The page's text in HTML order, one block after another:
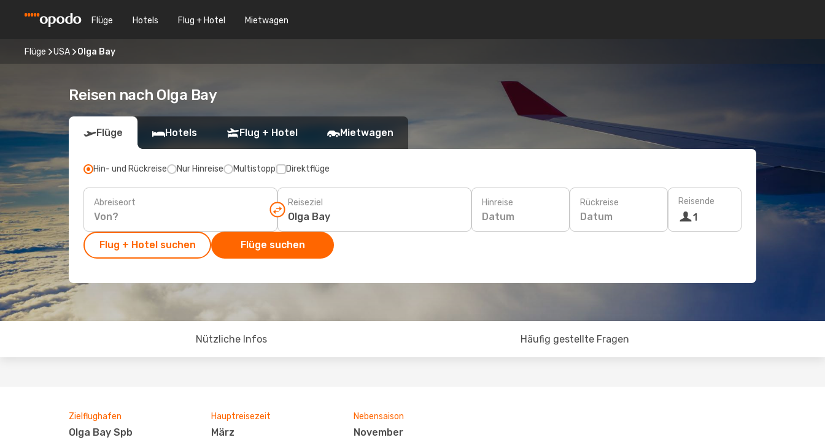
Flüge Hotels Flug + Hotel Mietwagen
Flüge USA Olga Bay
Reisen nach Olga Bay
Flüge Hotels Flug + Hotel Mietwagen
Hin- und Rückreise Nur Hinreise Multistopp Direktflüge
Abreiseort Reiseziel Hinreise
Datum
Rückreise
Datum
Reisende
1
Flug + Hotel suchen Flüge suchen
Nützliche Infos Häufig gestellte Fragen
Zielflughafen
Olga Bay Spb
Hauptreisezeit
März
Nebensaison
November